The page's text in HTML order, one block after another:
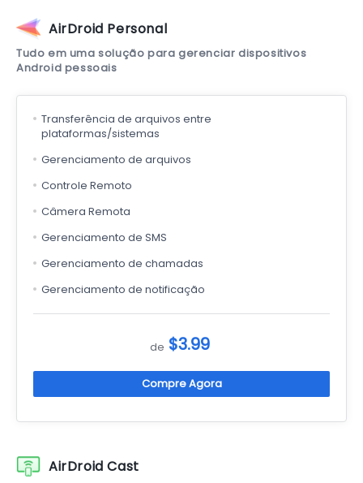
AirDroid Personal
Tudo em uma solução para gerenciar dispositivos
Android pessoais
Transferência de arquivos entre
plataformas/sistemas
Gerenciamento de arquivos
Controle Remoto
Câmera Remota
Gerenciamento de SMS
Gerenciamento de chamadas
Gerenciamento de notificação
de $3.99
Compre Agora
AirDroid Cast